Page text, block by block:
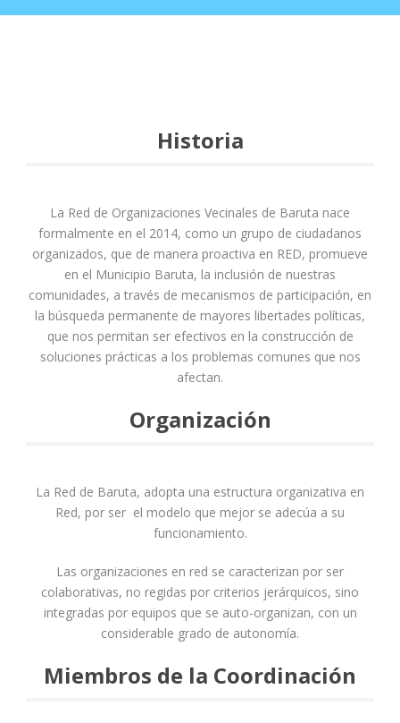
Historia
La Red de Organizaciones Vecinales de Baruta nace
formalmente en el 2014, como un grupo de ciudadanos
organizados, que de manera proactiva en RED, promueve
en el Municipio Baruta, la inclusión de nuestras
comunidades, a través de mecanismos de participación, en
la búsqueda permanente de mayores libertades políticas,
que nos permitan ser efectivos en la construcción de
soluciones prácticas a los problemas comunes que nos
afectan.
Organización
La Red de Baruta, adopta una estructura organizativa en
Red, por ser el modelo que mejor se adecúa a su
funcionamiento.
Las organizaciones en red se caracterizan por ser
colaborativas, no regidas por criterios jerárquicos, sino
integradas por equipos que se auto-organizan, con un
considerable grado de autonomía.
Miembros de la Coordinación